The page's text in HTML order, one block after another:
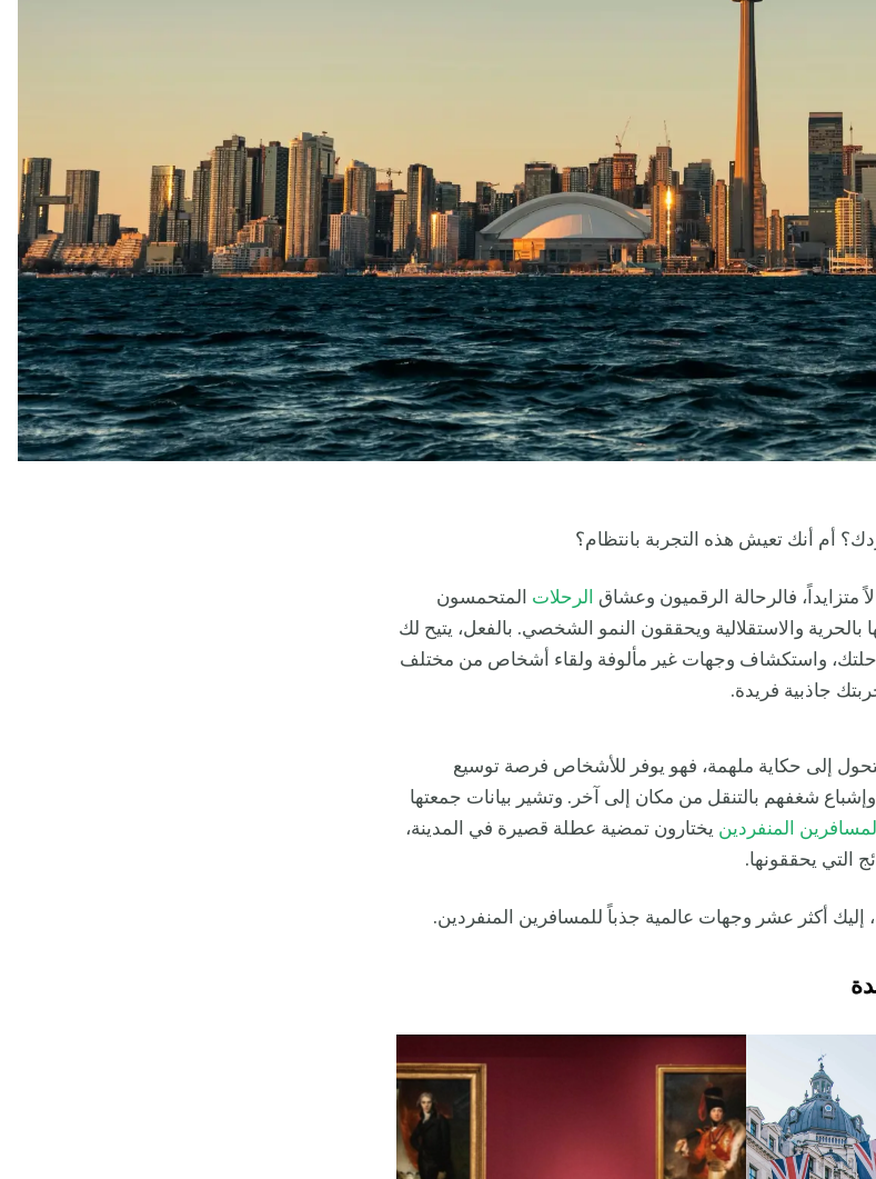
أم أنك تعيش هذه التجربة بانتظام؟
متزايداً، فالرحالة الرقميون وعشاق الرحلات المتحمسون
بالحرية والاستقلالية ويحققون النمو الشخصي. بالفعل، يتيح لك
واستكشاف وجهات غير مألوفة ولقاء أشخاص من مختلف
جاذبية فريدة.
إلى حكاية ملهمة، فهو يوفر للأشخاص فرصة توسيع
وإشباع شغفهم بالتنقل من مكان إلى آخر. وتشير بيانات جمعتها
المنفردين يختارون تمضية عطلة قصيرة في المدينة،
التي يحققونها.
، إليك أكثر عشر وجهات عالمية جذباً للمسافرين المنفردين.